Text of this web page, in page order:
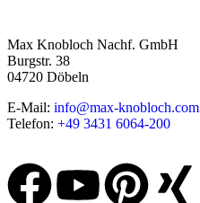
Max Knobloch Nachf. GmbH
Burgstr. 38
04720 Döbeln
E-Mail: info@max-knobloch.com
Telefon: +49 3431 6064-200